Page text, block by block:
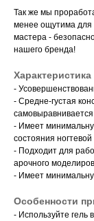
Так же мы
менее ощутима для
мастера -
нашего бренда!
-
- Средне-густая
- Имеет
состояния
- Подходит для
арочного
- Имеет
Особенности
- Используйте гель